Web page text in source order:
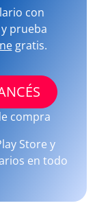
con
prueba
gratis.
compra
Store y
en todo